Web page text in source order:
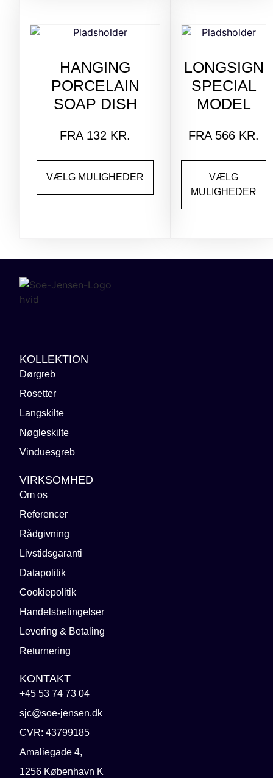
HANGING
PORCELAIN
SOAP DISH
FRA 132 KR.
VÆLG MULIGHEDER
LONGSIGN
SPECIAL
MODEL
FRA 566 KR.
VÆLG
MULIGHEDER
KOLLEKTION
Dørgreb
Rosetter
Langskilte
Nøgleskilte
Vinduesgreb
VIRKSOMHED
Om os
Referencer
Rådgivning
Livstidsgaranti
Datapolitik
Cookiepolitik
Handelsbetingelser
Levering & Betaling
Returnering
KONTAKT
+45 53 74 73 04
sjc@soe-jensen.dk
CVR: 43799185
Amaliegade 4,
1256 København K